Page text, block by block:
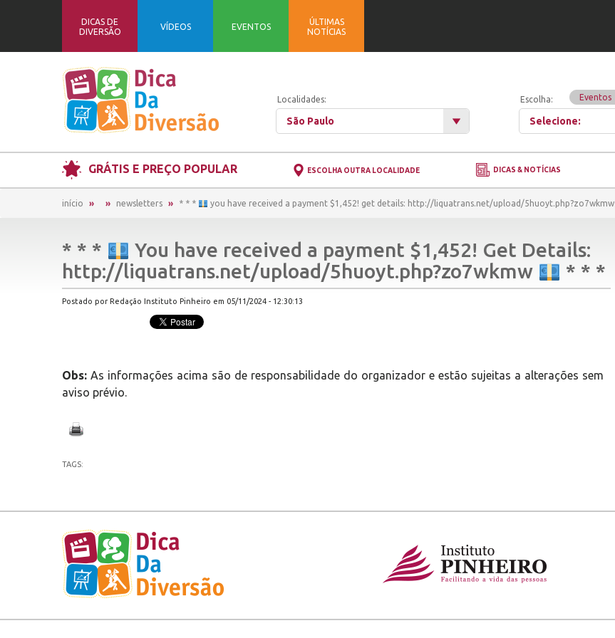
DICAS DE
DIVERSÃO
VÍDEOS EVENTOS
ÚLTIMAS
NOTÍCIAS
Localidades:
São Paulo
Escolha: Eventos
Selecione:
GRÁTIS E PREÇO POPULAR ESCOLHA OUTRA LOCALIDADE DICAS & NOTÍCIAS
início newsletters * * * you have received a payment $1,452! get details: http://liquatrans.net/upload/5huoyt.php?zo7wkmw
* * *
You have received a payment $1,452! Get Details:
http://liquatrans.net/upload/5huoyt.php?zo7wkmw
* * *
Postado por Redação Instituto Pinheiro em 05/11/2024 - 12:30:13
Obs: As informações acima são de responsabilidade do organizador e estão sujeitas a alterações sem
aviso prévio.
TAGS: